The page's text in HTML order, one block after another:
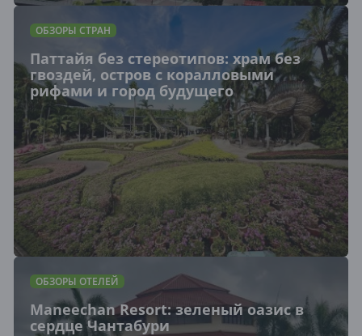
ОБЗОРЫ СТРАН
Паттайя без стереотипов: храм без
гвоздей, остров с коралловыми
рифами и город будущего
ОБЗОРЫ ОТЕЛЕЙ
Maneechan Resort: зеленый оазис в
сердце Чантабури